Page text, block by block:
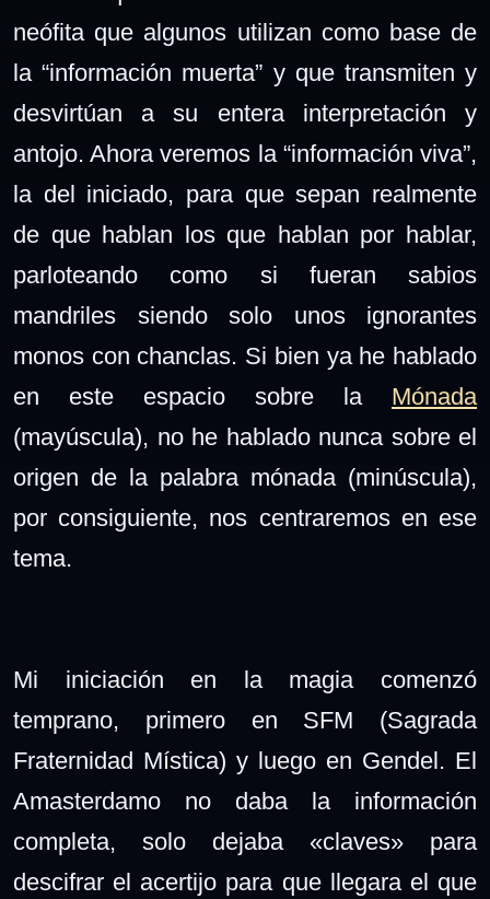
neófita que algunos utilizan como base de
la “información muerta” y que transmiten y
desvirtúan a su entera interpretación y
antojo. Ahora veremos la “información viva”,
la del iniciado, para que sepan realmente
de que hablan los que hablan por hablar,
parloteando como si fueran sabios
mandriles siendo solo unos ignorantes
monos con chanclas. Si bien ya he hablado
en este espacio sobre la Mónada
(mayúscula), no he hablado nunca sobre el
origen de la palabra mónada (minúscula),
por consiguiente, nos centraremos en ese
tema.
Mi iniciación en la magia comenzó
temprano, primero en SFM (Sagrada
Fraternidad Mística) y luego en Gendel. El
Amasterdamo no daba la información
completa, solo dejaba «claves» para
descifrar el acertijo para que llegara el que